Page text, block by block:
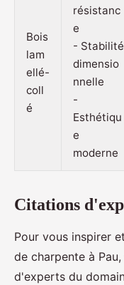
Bois
lam
ellé-
coll
é
résistanc
e
- Stabilité
dimensio
nnelle
-
Esthétiqu
e
moderne
Citations
Pour vous inspirer
de charpente à
d'experts du